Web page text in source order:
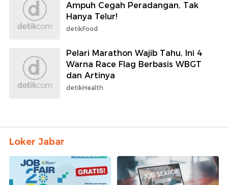
Ampuh Cegah Peradangan, Tak
Hanya Telur!
detikFood
Pelari Marathon Wajib Tahu, Ini 4
Warna Race Flag Berbasis WBGT
dan Artinya
detikHealth
Loker Jabar